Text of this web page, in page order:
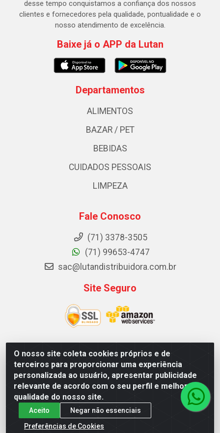
O nosso site coleta cookies próprios e de
terceiros para proporcionar uma experiência
personalizada ao usuário, apresentar publicidade
relevante de acordo com o seu perfil e melhorar a
qualidade do nosso site.
Aceito
Negar não essenciais
Preferências de Cookies
desse tempo conquistamos a confiança dos nossos
clientes e fornecedores pela qualidade, pontualidade e o
nosso atendimento de excelência.
Baixe já o APP da Lutan
Departamentos
ALIMENTOS
BAZAR / PET
BEBIDAS
CUIDADOS PESSOAIS
LIMPEZA
Fale Conosco
(71) 3378-3505
(71) 99653-4747
sac@lutandistribuidora.com.br
Site Seguro
Lutan Distribuidora - Rua Dr. Gerino Souza Filho, 1525 -
Itinga - Lauro de Freitas / BA - CEP 42700-000 - CNPJ
05.156.713/0001-62